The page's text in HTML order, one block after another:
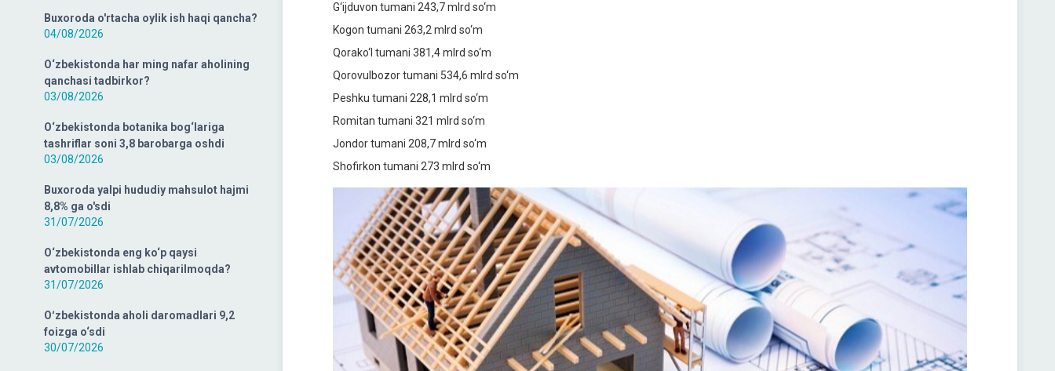
Buxoroda o'rtacha oylik ish haqi qancha?
04/08/2026
O‘zbekistonda har ming nafar aholining
qanchasi tadbirkor?
03/08/2026
O‘zbekistonda botanika bog‘lariga
tashriflar soni 3,8 barobarga oshdi
03/08/2026
Buxoroda yalpi hududiy mahsulot hajmi
8,8% ga o'sdi
31/07/2026
O‘zbekistonda eng ko‘p qaysi
avtomobillar ishlab chiqarilmoqda?
31/07/2026
Oʻzbekistonda aholi daromadlari 9,2
foizga o‘sdi
30/07/2026
G‘ijduvon tumani 243,7 mlrd so‘m
Kogon tumani 263,2 mlrd so‘m
Qorako‘l tumani 381,4 mlrd so‘m
Qorovulbozor tumani 534,6 mlrd so‘m
Peshku tumani 228,1 mlrd so‘m
Romitan tumani 321 mlrd so‘m
Jondor tumani 208,7 mlrd so‘m
Shofirkon tumani 273 mlrd so‘m